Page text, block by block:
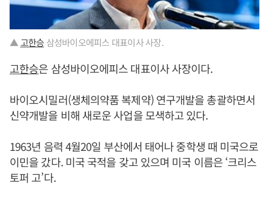
▲고한승 삼성바이오에피스 대표이사 사장.
고한승은 삼성바이오에피스 대표이사 사장이다.
바이오시밀러(생체의약품 복제약) 연구개발을 총괄하면서
신약개발을 비해 새로운 사업을 모색하고 있다.
1963년 음력 4월20일 부산에서 태어나 중학생 때 미국으로
이민을 갔다. 미국 국적을 갖고 있으며 미국 이름은 ‘크리스
토퍼 고’다.